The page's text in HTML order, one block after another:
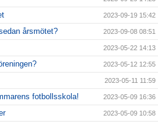
2023-09-19 15:42
årsmötet? 2023-09-08 08:51
2023-05-22 14:13
2023-05-12 12:55
2023-05-11 11:59
fotbollsskola! 2023-05-09 16:36
2023-05-09 10:58